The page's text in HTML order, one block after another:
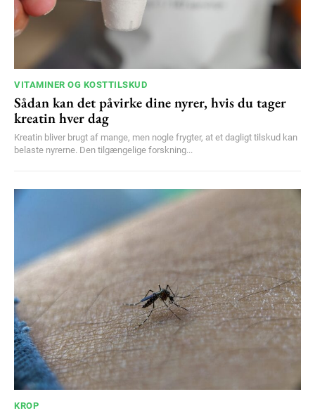
VITAMINER OG KOSTTILSKUD
Sådan kan det påvirke dine nyrer, hvis du tager
kreatin hver dag
Kreatin bliver brugt af mange, men nogle frygter, at et dagligt tilskud kan
belaste nyrerne. Den tilgængelige forskning...
KROP